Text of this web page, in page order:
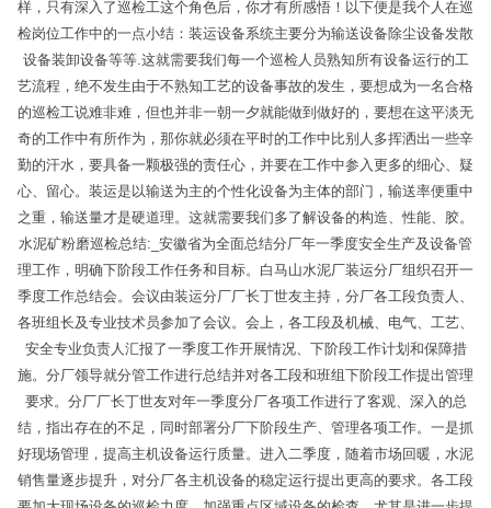
样，只有深入了巡检工这个角色后，你才有所感悟！以下便是我个人在巡
检岗位工作中的一点小结：装运设备系统主要分为输送设备除尘设备发散
设备装卸设备等等.这就需要我们每一个巡检人员熟知所有设备运行的工
艺流程，绝不发生由于不熟知工艺的设备事故的发生，要想成为一名合格
的巡检工说难非难，但也并非一朝一夕就能做到做好的，要想在这平淡无
奇的工作中有所作为，那你就必须在平时的工作中比别人多挥洒出一些辛
勤的汗水，要具备一颗极强的责任心，并要在工作中参入更多的细心、疑
心、留心。装运是以输送为主的个性化设备为主体的部门，输送率便重中
之重，输送量才是硬道理。这就需要我们多了解设备的构造、性能、胶。
水泥矿粉磨巡检总结:_安徽省为全面总结分厂年一季度安全生产及设备管
理工作，明确下阶段工作任务和目标。白马山水泥厂装运分厂组织召开一
季度工作总结会。会议由装运分厂厂长丁世友主持，分厂各工段负责人、
各班组长及专业技术员参加了会议。会上，各工段及机械、电气、工艺、
安全专业负责人汇报了一季度工作开展情况、下阶段工作计划和保障措
施。分厂领导就分管工作进行总结并对各工段和班组下阶段工作提出管理
要求。分厂厂长丁世友对年一季度分厂各项工作进行了客观、深入的总
结，指出存在的不足，同时部署分厂下阶段生产、管理各项工作。一是抓
好现场管理，提高主机设备运行质量。进入二季度，随着市场回暖，水泥
销售量逐步提升，对分厂各主机设备的稳定运行提出更高的要求。各工段